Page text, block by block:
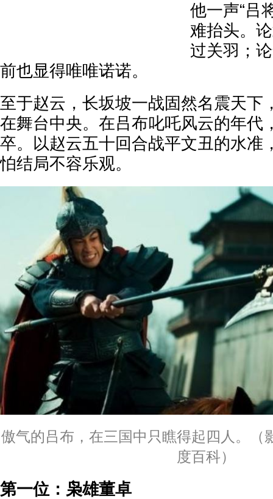
他一声“吕
难抬头。
过关羽；
前也显得唯唯诺诺。
至于赵云，长坂坡一战固然名震天下
在舞台中央。在吕布叱吒风云的年代
卒。以赵云五十回合战平文丑的水准
怕结局不容乐观。
傲气的吕布，在三国中只瞧得起四人。（
度百科）
第一位：枭雄董卓